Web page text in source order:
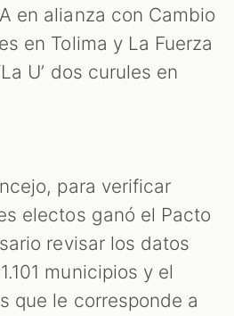
en alianza con Cambio
en Tolima y La Fuerza
U’ dos curules en
para verificar
electos ganó el Pacto
revisar los datos
municipios y el
que le corresponde a